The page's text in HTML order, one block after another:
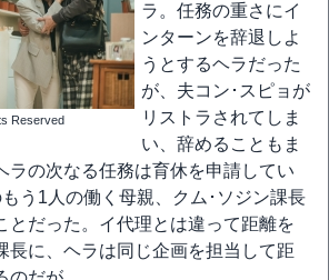
Reserved
ラ。任務の重さにイ
ンターンを辞退しよ
うとするヘラだった
が、夫コン･スピョが
リストラされてしま
い、辞めることもま
ラの次なる任務は育休を申請してい
う1人の働く母親、クム･ソジン課長
とだった。イ代理とは違って距離を
長に、ヘラは同じ企画を担当して距